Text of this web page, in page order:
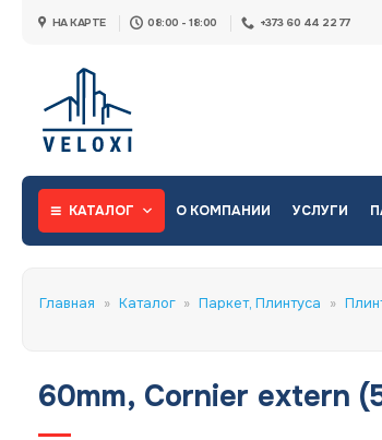
НА КАРТЕ 08:00 - 18:00 +373 60 44 22 77
КАТАЛОГ О КОМПАНИИ УСЛУГИ
Главная » Каталог » Паркет, Плинтуса »
60mm, Cornier extern